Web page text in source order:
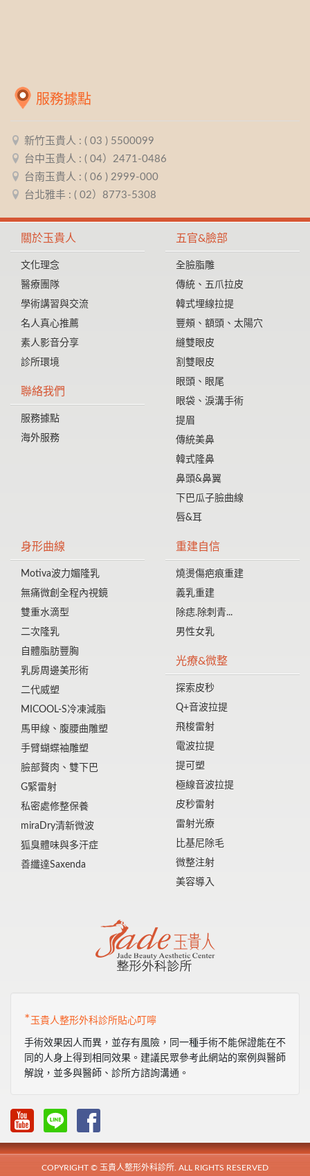
服務據點
新竹玉貴人 : ( 03 ) 5500099
台中玉貴人 : ( 04）2471-0486
台南玉貴人 : ( 06 ) 2999-000
台北雅丰 : ( 02）8773-5308
關於玉貴人
文化理念
醫療團隊
學術講習與交流
名人真心推薦
素人影音分享
診所環境
聯絡我們
服務據點
海外服務
五官&臉部
全臉脂雕
傳統、五爪拉皮
韓式埋線拉提
豐頰、額頭、太陽穴
縫雙眼皮
割雙眼皮
眼頭、眼尾
眼袋、淚溝手術
提眉
傳統美鼻
韓式隆鼻
鼻頭&鼻翼
下巴瓜子臉曲線
唇&耳
身形曲線
Motiva波力媚隆乳
無痛微創全程內視鏡
雙重水滴型
二次隆乳
自體脂肪豐胸
乳房周邊美形術
二代威塑
MICOOL-S冷凍減脂
馬甲線、腹腰曲雕塑
手臂蝴蝶袖雕塑
臉部贅肉、雙下巴
G緊雷射
私密處修整保養
miraDry清新微波
狐臭體味與多汗症
善纖達Saxenda
重建自信
燒燙傷疤痕重建
義乳重建
除痣.除刺青...
男性女乳
光療&微整
探索皮秒
Q+音波拉提
飛梭雷射
電波拉提
提可塑
極線音波拉提
皮秒雷射
雷射光療
比基尼除毛
微整注射
美容導入
* 玉貴人整形外科診所貼心叮嚀
手術效果因人而異，並存有風險，同一種手術不能保證能在不
同的人身上得到相同效果。建議民眾參考此網站的案例與醫師
解說，並多與醫師、診所方諮詢溝通。
COPYRIGHT © 玉貴人整形外科診所. ALL RIGHTS RESERVED